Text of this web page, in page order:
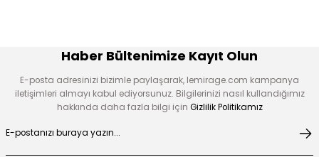
Organze Çiçek Nakışlı Tensel Abaya Takım
Haber Bültenimize Kayıt Olun
E-posta adresinizi bizimle paylaşarak, lemirage.com kampanya
iletişimleri almayı kabul ediyorsunuz. Bilgilerinizi nasıl kullandığımız
hakkında daha fazla bilgi için Gizlilik Politikamız